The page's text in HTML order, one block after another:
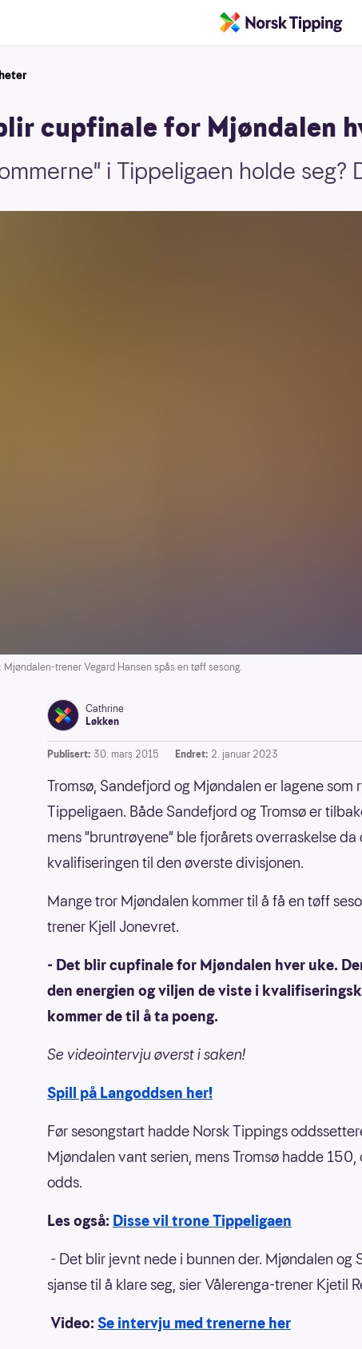
cupfinale for Mjøndalen
i Tippeligaen holde
Mjøndalen-trener Vegard Hansen spås en tøff sesong.
Cathrine
Løkken
Publisert: 30. mars 2015 Endret: 2. januar 2023
Tromsø, Sandefjord og Mjøndalen er lagene som
Tippeligaen. Både Sandefjord og Tromsø er
mens "bruntrøyene" ble fjorårets overraskelse da
kvalifiseringen til den øverste divisjonen.
Mange tror Mjøndalen kommer til å få en tøff
trener Kjell Jonevret.
- Det blir cupfinale for Mjøndalen hver uke.
den energien og viljen de viste i
kommer de til å ta poeng.
Se videointervju øverst i saken!
Spill på Langoddsen her!
Før sesongstart hadde Norsk Tippings
Mjøndalen vant serien, mens Tromsø hadde
odds.
Les også: Disse vil trone Tippeligaen
- Det blir jevnt nede i bunnen der. Mjøndalen og
sjanse til å klare seg, sier Vålerenga-trener Kjetil
Video: Se intervju med trenerne her